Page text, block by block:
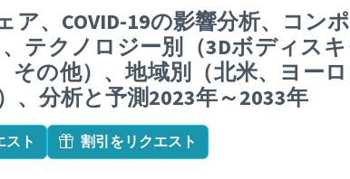
、COVID-19の影響分析、コン
テクノロジー別（3Dボディス
その他）、地域別（北米、ヨー
、分析と予測2023年～2033年
スト 割引をリクエスト